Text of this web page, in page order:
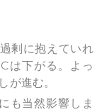
剰に抱えていれ
は下がる。よっ
が進む。
も当然影響しま